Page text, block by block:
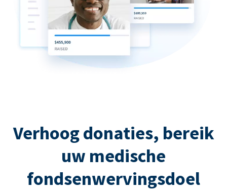
Verhoog donaties, bereik
uw medische
fondsenwervingsdoel